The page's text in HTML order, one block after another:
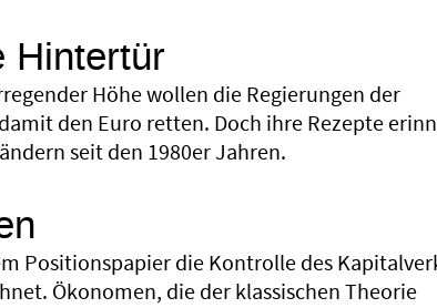
Hintertür
Höhe wollen die Regierungen der
den Euro retten. Doch ihre Rezepte
seit den 1980er Jahren.
Positionspapier die Kontrolle des
Ökonomen, die der klassischen Theorie